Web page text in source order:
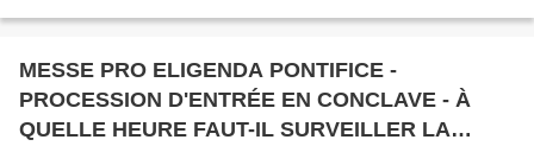
MESSE PRO ELIGENDA PONTIFICE -
PROCESSION D'ENTRÉE EN CONCLAVE - À
QUELLE HEURE FAUT-IL SURVEILLER LA